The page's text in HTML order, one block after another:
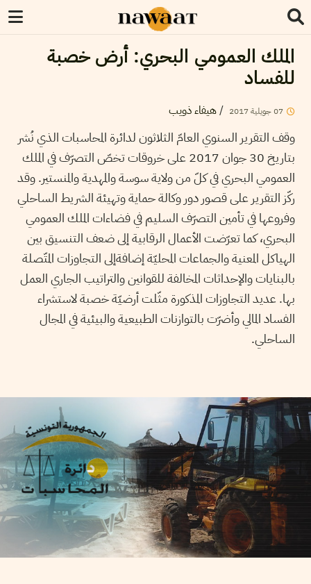
الملك العمومي البحري: أرض خصبة
للفساد
07جويلية2017
/هيفاء ذويب
وقف التقرير السنوي العامّ الثلاثون لدائرة المحاسبات الذي نُشر
بتاريخ 30 جوان 2017 على خروقات تخصّ التصرّف في الملك
العمومي البحري في كلّ من ولاية سوسة والمهدية والمنستير. وقد
ركّز التقرير على قصور دور وكالة حماية وتهيئة الشريط الساحلي
وفروعها في تأمين التصرّف السليم في فضاءات الملك العمومي
البحري، كما تعرّضت الأعمال الرقابية إلى ضعف التنسيق بين
الهياكل المعنية والجماعات المحليّة إضافةإلى التجاوزات المتّصلة
بالبنايات والإحداثات المخالفة للقوانين والتراتيب الجاري العمل
بها. عديد التجاوزات المذكورة مثّلت أرضيّة خصبة لاستشراء
الفساد المالي وأضرّت بالتوازنات الطبيعية والبيئية في المجال
الساحلي.